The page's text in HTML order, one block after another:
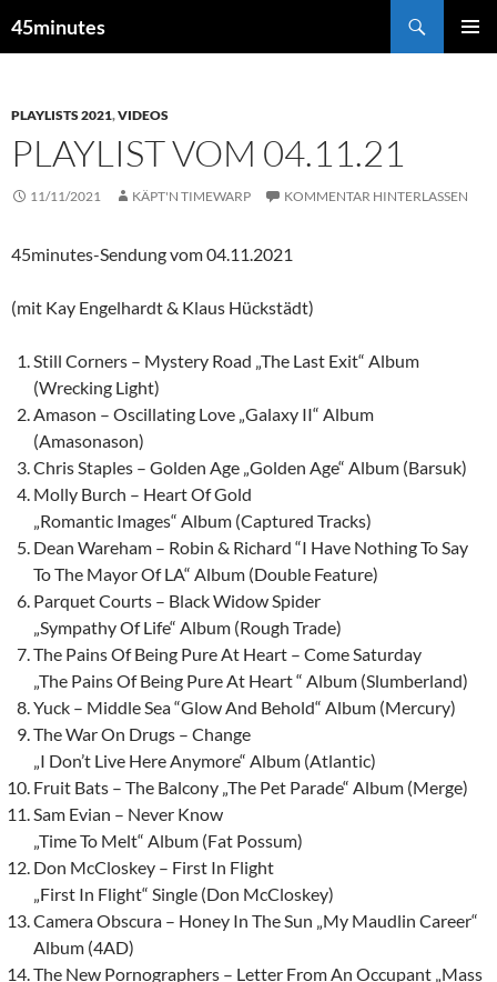
Inhalt
45minutes
PLAYLISTS 2021,VIDEOS
PLAYLIST VOM 04.11.21
11/11/2021 KÄPT'N TIMEWARP KOMMENTAR HINTERLASSEN
45minutes-Sendung vom 04.11.2021
(mit Kay Engelhardt & Klaus Hückstädt)
Still Corners – Mystery Road „The Last Exit“ Album
(Wrecking Light)
Amason – Oscillating Love „Galaxy II“ Album
(Amasonason)
Chris Staples – Golden Age „Golden Age“ Album (Barsuk)
Molly Burch – Heart Of Gold
„Romantic Images“ Album (Captured Tracks)
Dean Wareham – Robin & Richard “I Have Nothing To Say
To The Mayor Of LA“ Album (Double Feature)
Parquet Courts – Black Widow Spider
„Sympathy Of Life“ Album (Rough Trade)
The Pains Of Being Pure At Heart – Come Saturday
„The Pains Of Being Pure At Heart “ Album (Slumberland)
Yuck – Middle Sea “Glow And Behold“ Album (Mercury)
The War On Drugs – Change
„I Don’t Live Here Anymore“ Album (Atlantic)
Fruit Bats – The Balcony „The Pet Parade“ Album (Merge)
Sam Evian – Never Know
„Time To Melt“ Album (Fat Possum)
Don McCloskey – First In Flight
„First In Flight“ Single (Don McCloskey)
Camera Obscura – Honey In The Sun „My Maudlin Career“
Album (4AD)
The New Pornographers – Letter From An Occupant „Mass